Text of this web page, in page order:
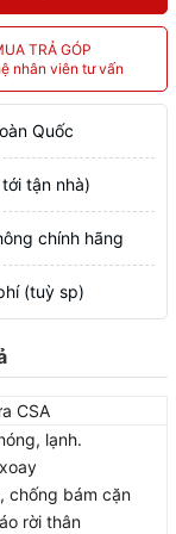
TRẢ GÓP
nhân viên tư vấn
Quốc
tận nhà)
chính hãng
(tuỳ sp)
CSA
lạnh.
chống bám cặn
rời thân